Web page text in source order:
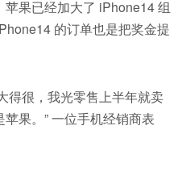
果已经加大了 iPhone14 组
的订单也是把奖金提
得很，我光零售上半年就卖
果。” 一位手机经销商表